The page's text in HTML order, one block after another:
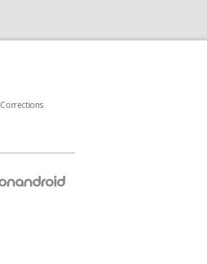
Corrections